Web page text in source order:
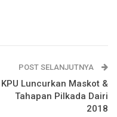
POST SELANJUTNYA
KPU Luncurkan Maskot &
Tahapan Pilkada Dairi
2018